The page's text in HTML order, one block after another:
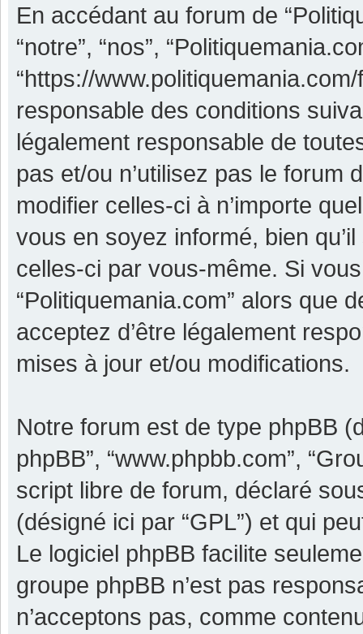
En accédant au forum de
“notre”, “nos”,
“https://
responsable des conditions
légalement responsable de
pas et/ou n’utilisez pas le forum
modifier celles-ci à n’importe
vous en soyez informé, bien
celles-ci par vous-même. Si
“Politiquemania.com” alors que
acceptez d’être légalement
mises à jour et/ou modifications.
Notre forum est de type phpBB
phpBB”, “www.phpbb.com”,
script libre de forum, déclaré
(désigné ici par “GPL”) et qui
Le logiciel phpBB facilite
groupe phpBB n’est pas
n’acceptons pas, comme